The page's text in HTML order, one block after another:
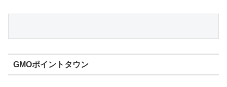
GMOポイントタウン